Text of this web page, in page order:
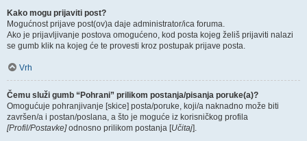
Kako mogu prijaviti post?
Mogućnost prijave post(ov)a daje administrator/ica foruma.
Ako je prijavljivanje postova omogućeno, kod posta kojeg želiš prijaviti nalazi
se gumb klik na kojeg će te provesti kroz postupak prijave posta.
Vrh
Čemu služi gumb “Pohrani” prilikom postanja/pisanja poruke(a)?
Omogućuje pohranjivanje [skice] posta/poruke, koji/a naknadno može biti
završen/a i postan/poslana, a što je moguće iz korisničkog profila
[Profil/Postavke]odnosno prilikom postanja [Učitaj].